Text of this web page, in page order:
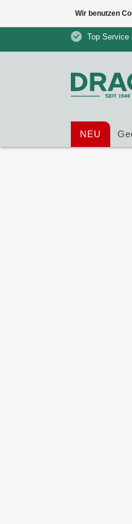
Top Service
NEU
Wir benutzen